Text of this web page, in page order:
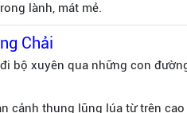
lành, mát mẻ.
Chải
bộ xuyên qua những con
cảnh thung lũng lúa từ trên